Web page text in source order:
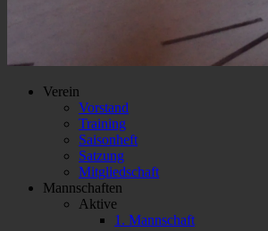
Verein
Vorstand
Training
Saisonheft
Satzung
Mitgliedschaft
Mannschaften
Aktive
1. Mannschaft